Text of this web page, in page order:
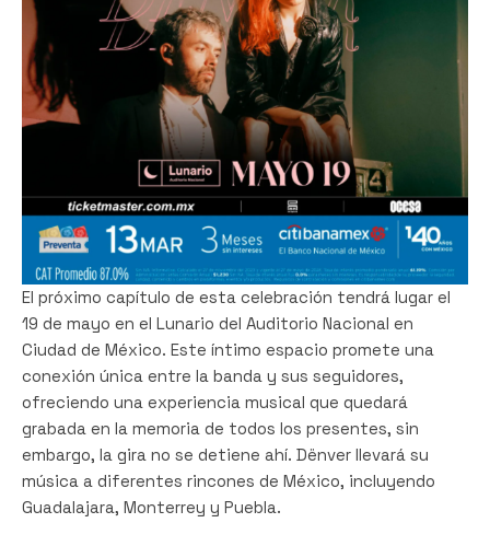
El próximo capítulo de esta celebración tendrá lugar el
19 de mayo en el Lunario del Auditorio Nacional en
Ciudad de México. Este íntimo espacio promete una
conexión única entre la banda y sus seguidores,
ofreciendo una experiencia musical que quedará
grabada en la memoria de todos los presentes, sin
embargo, la gira no se detiene ahí. Dënver llevará su
música a diferentes rincones de México, incluyendo
Guadalajara, Monterrey y Puebla.